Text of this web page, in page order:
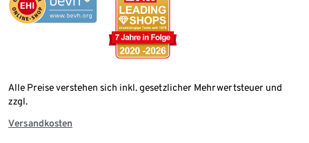
Alle Preise verstehen sich inkl. gesetzlicher Mehrwertsteuer und
zzgl.
Versandkosten